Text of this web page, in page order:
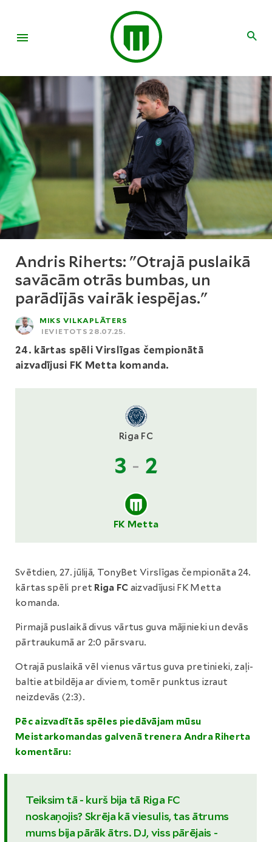
Andris Riherts: "Otrajā puslaikā
savācām otrās bumbas, un
parādījās vairāk iespējas."
MIKS VILKAPLĀTERS
IEVIETOTS 28.07.25.
24. kārtas spēli Virslīgas čempionātā
aizvadījusi FK Metta komanda.
Riga FC
3 - 2
FK Metta
Svētdien, 27. jūlijā, TonyBet Virslīgas čempionāta 24.
kārtas spēli pret Riga FC aizvadījusi FK Metta
komanda.
Pirmajā puslaikā divus vārtus guva mājinieki un devās
pārtraukumā ar 2:0 pārsvaru.
Otrajā puslaikā vēl vienus vārtus guva pretinieki, zaļi-
baltie atbildēja ar diviem, tomēr punktus izraut
neizdevās (2:3).
Pēc aizvadītās spēles piedāvājam mūsu
Meistarkomandas galvenā trenera Andra Riherta
komentāru:
Teiksim tā - kurš bija tā Riga FC
noskaņojis? Skrēja kā viesulis, tas ātrums
mums bija pārāk ātrs. DJ, viss pārējais -